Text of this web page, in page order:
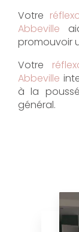
Votre
Abbeville
promouvoir
Votre
Abbeville
à la
général.